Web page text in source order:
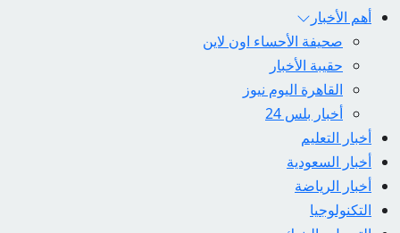
أهم الأخبار
صحيفة الأحساء اون لاين
حقيبة الأخبار
القاهرة اليوم نيوز
أخبار بلس 24
أخبار التعليم
أخبار السعودية
أخبار الرياضة
التكنولوجيا